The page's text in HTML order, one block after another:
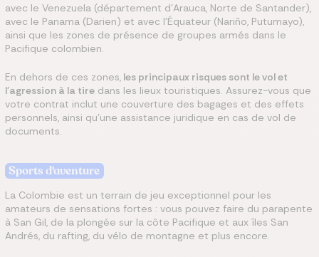
avec le Venezuela (département d'Arauca, Norte de Santander),
avec le Panama (Darien) et avec l'Équateur (Nariño, Putumayo),
ainsi que les zones de présence de groupes armés dans le
Pacifique colombien.
En dehors de ces zones, les principaux risques sont le vol et
l'agression à la tire dans les lieux touristiques. Assurez-vous que
votre contrat inclut une couverture des bagages et des effets
personnels, ainsi qu'une assistance juridique en cas de vol de
documents.
Sports d'aventure
La Colombie est un terrain de jeu exceptionnel pour les
amateurs de sensations fortes : vous pouvez faire du parapente
à San Gil, de la plongée sur la côte Pacifique et aux îles San
Andrés, du rafting, du vélo de montagne et plus encore.